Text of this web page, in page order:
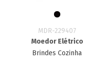
MDR-229407
Moedor Elétrico
Brindes Cozinha